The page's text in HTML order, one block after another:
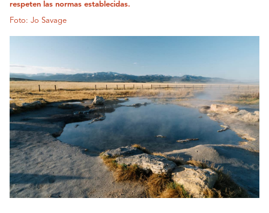
respeten las normas establecidas.
Foto: Jo Savage